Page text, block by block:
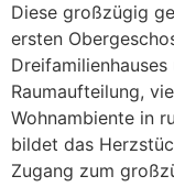
Diese großzügig
ersten
Raumaufteilung,
Wohnambiente in
bildet das
Zugang zum